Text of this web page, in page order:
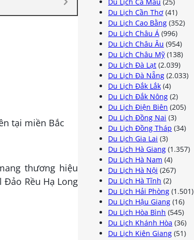
thương hiệu
Rều Hạ Long
Du Lịch Cần Thơ (41)
Du Lịch Cao Bằng (352)
Du Lịch Châu Á (996)
Du Lịch Châu Âu (954)
Du Lịch Châu Mỹ (138)
Du Lịch Đà Lạt (2.039)
Du Lịch Đà Nẵng (2.033)
Du Lịch Đắk Lắk (4)
Du Lịch Đắk Nông (2)
Du Lịch Điện Biên (205)
Du Lịch Đồng Nai (3)
Du Lịch Đồng Tháp (34)
Du Lịch Gia Lai (3)
Du Lịch Hà Giang (1.357)
Du Lịch Hà Nam (4)
Du Lịch Hà Nội (267)
Du Lịch Hà Tĩnh (2)
Du Lịch Hải Phòng (1.501)
Du Lịch Hậu Giang (16)
Du Lịch Hòa Bình (545)
Du Lịch Khánh Hòa (36)
Du Lịch Kiên Giang (51)